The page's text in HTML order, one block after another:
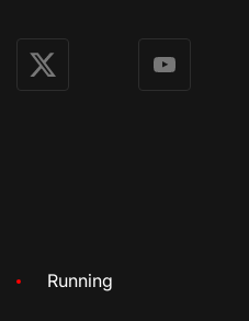
X YouTube
Running